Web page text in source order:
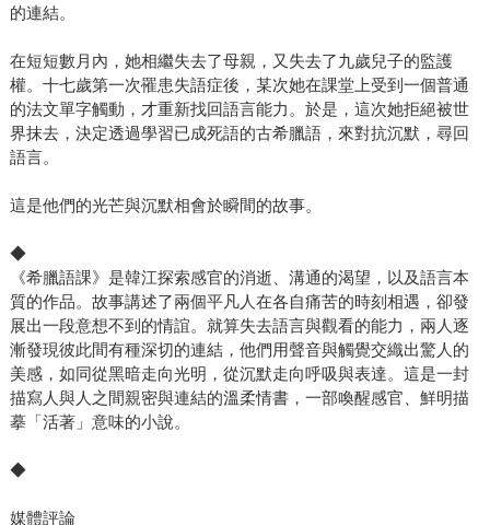
的連結。
在短短數月內，她相繼失去了母親，又失去了九歲兒子的監護
權。十七歲第一次罹患失語症後，某次她在課堂上受到一個普通
的法文單字觸動，才重新找回語言能力。於是，這次她拒絕被世
界抹去，決定透過學習已成死語的古希臘語，來對抗沉默，尋回
語言。
這是他們的光芒與沉默相會於瞬間的故事。
◆
《希臘語課》是韓江探索感官的消逝、溝通的渴望，以及語言本
質的作品。故事講述了兩個平凡人在各自痛苦的時刻相遇，卻發
展出一段意想不到的情誼。就算失去語言與觀看的能力，兩人逐
漸發現彼此間有種深切的連結，他們用聲音與觸覺交織出驚人的
美感，如同從黑暗走向光明，從沉默走向呼吸與表達。這是一封
描寫人與人之間親密與連結的溫柔情書，一部喚醒感官、鮮明描
摹「活著」意味的小說。
◆
媒體評論